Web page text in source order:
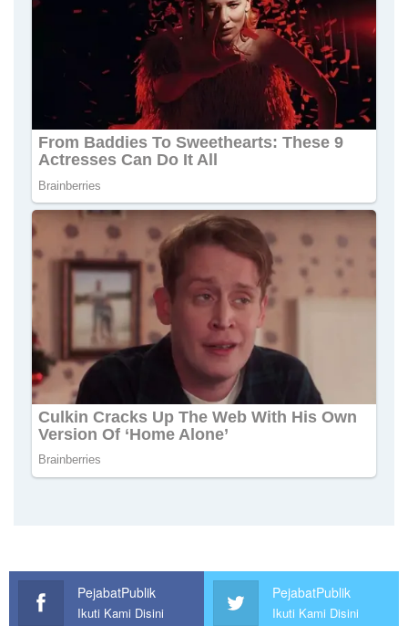
PejabatPublik
Ikuti Kami Disini
PejabatPublik
Ikuti Kami Disini